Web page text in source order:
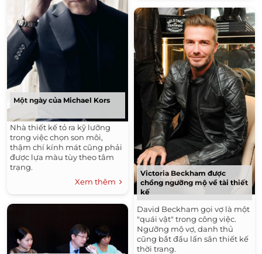
Một ngày của Michael Kors
Nhà thiết kế tỏ ra kỹ lưỡng
trong việc chọn son môi,
thậm chí kính mát cũng phải
được lựa màu tùy theo tâm
trạng.
Xem thêm
Victoria Beckham được
chồng ngưỡng mộ về tài thiết
kế
David Beckham gọi vợ là một
"quái vật" trong công việc.
Ngưỡng mộ vợ, danh thủ
cũng bắt đầu lấn sân thiết kế
thời trang.